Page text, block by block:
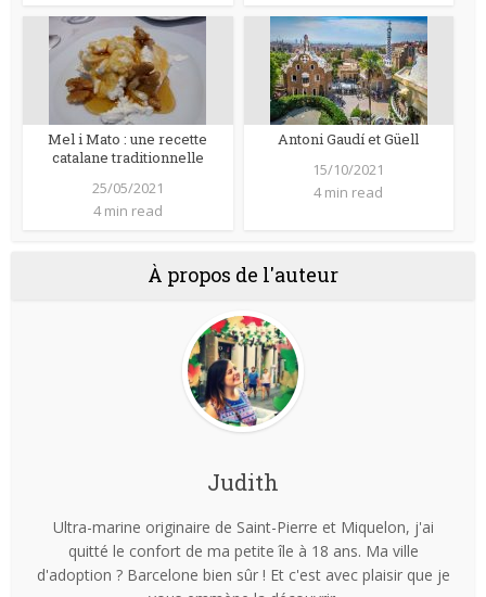
Mel i Mato : une recette
catalane traditionnelle
25/05/2021
4 min read
Antoni Gaudí et Güell
15/10/2021
4 min read
À propos de l'auteur
Judith
Ultra-marine originaire de Saint-Pierre et Miquelon, j'ai
quitté le confort de ma petite île à 18 ans. Ma ville
d'adoption ? Barcelone bien sûr ! Et c'est avec plaisir que je